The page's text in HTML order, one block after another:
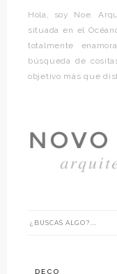
Hola, soy Noe.
situada en el
totalmente
búsqueda de
objetivo más que
DECO